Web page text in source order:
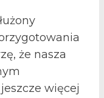
że nasza
więcej